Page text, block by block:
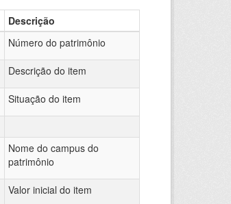
Descrição
Número do patrimônio
Descrição do item
Situação do item
Nome do campus do
patrimônio
Valor inicial do item